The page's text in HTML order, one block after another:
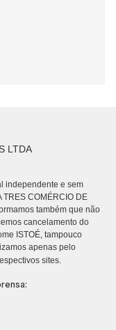
LTDA
independente e sem
COMÉRCIO DE
também que não
cancelamento do
ISTOÉ, tampouco
apenas pelo
sites.